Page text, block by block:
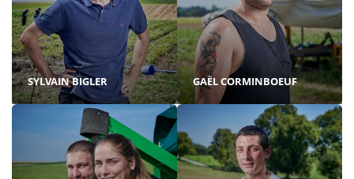
SYLVAIN BIGLER GAËL CORMINBOEUF